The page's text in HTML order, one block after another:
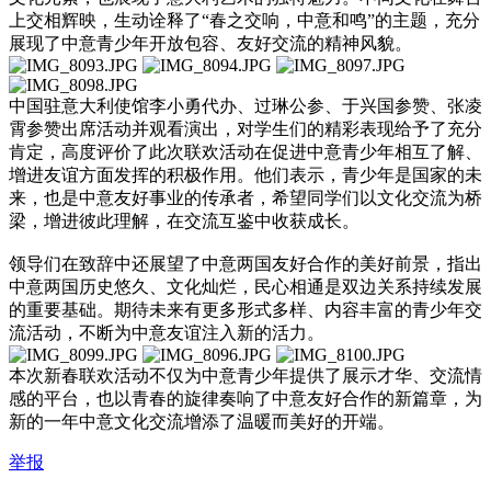
上交相辉映，生动诠释了“春之交响，中意和鸣”的主题，充分
展现了中意青少年开放包容、友好交流的精神风貌。
中国驻意大利使馆李小勇代办、过琳公参、于兴国参赞、张凌
霄参赞出席活动并观看演出，对学生们的精彩表现给予了充分
肯定，高度评价了此次联欢活动在促进中意青少年相互了解、
增进友谊方面发挥的积极作用。他们表示，青少年是国家的未
来，也是中意友好事业的传承者，希望同学们以文化交流为桥
梁，增进彼此理解，在交流互鉴中收获成长。
领导们在致辞中还展望了中意两国友好合作的美好前景，指出
中意两国历史悠久、文化灿烂，民心相通是双边关系持续发展
的重要基础。期待未来有更多形式多样、内容丰富的青少年交
流活动，不断为中意友谊注入新的活力。
本次新春联欢活动不仅为中意青少年提供了展示才华、交流情
感的平台，也以青春的旋律奏响了中意友好合作的新篇章，为
新的一年中意文化交流增添了温暖而美好的开端。
举报